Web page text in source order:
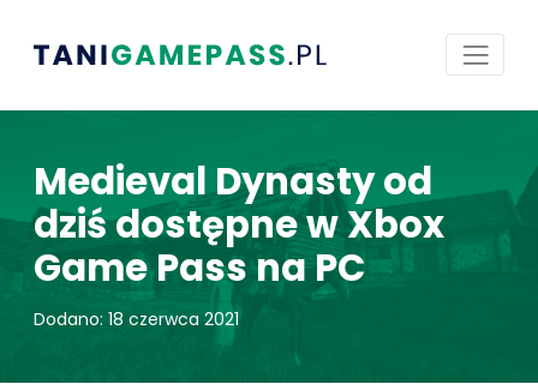
Medieval Dynasty od
dziś dostępne w Xbox
Game Pass na PC
Dodano: 18 czerwca 2021